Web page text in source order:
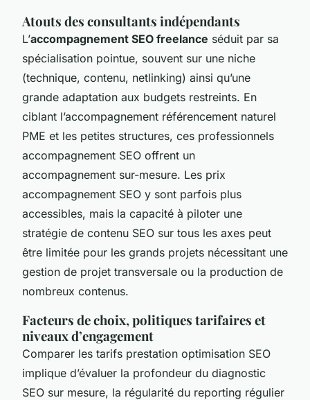
Atouts des consultants indépendants
L’accompagnement SEO freelance séduit par sa
spécialisation pointue, souvent sur une niche
(technique, contenu, netlinking) ainsi qu’une
grande adaptation aux budgets restreints. En
ciblant l’accompagnement référencement naturel
PME et les petites structures, ces professionnels
accompagnement SEO offrent un
accompagnement sur-mesure. Les prix
accompagnement SEO y sont parfois plus
accessibles, mais la capacité à piloter une
stratégie de contenu SEO sur tous les axes peut
être limitée pour les grands projets nécessitant une
gestion de projet transversale ou la production de
nombreux contenus.
Facteurs de choix, politiques tarifaires et
niveaux d’engagement
Comparer les tarifs prestation optimisation SEO
implique d’évaluer la profondeur du diagnostic
SEO sur mesure, la régularité du reporting régulier